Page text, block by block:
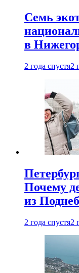
Семь
в
2 года спустя2
Почему
из
2 года спустя2